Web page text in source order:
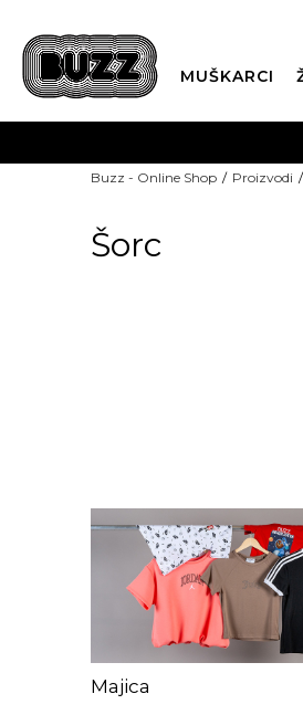
MUŠKARCI
Buzz - Online Shop Proizvodi
Šorc
Majica